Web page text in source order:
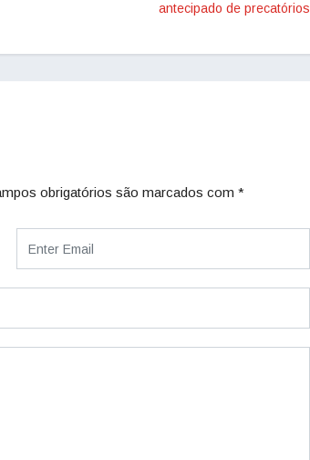
antecipado de precatórios
obrigatórios são marcados com *